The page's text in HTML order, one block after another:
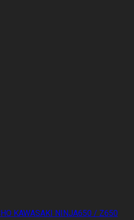
KAWASAKI NINJA650 / Z650